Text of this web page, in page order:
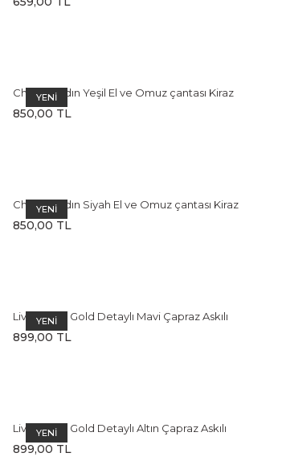
YENİ
Cherry Kadın Yeşil El ve Omuz çantası Kiraz
Charm Aksesuarlı
850,00 TL
YENİ
Cherry Kadın Siyah El ve Omuz çantası Kiraz
Charm Aksesuarlı
850,00 TL
YENİ
Livia Kadın Gold Detaylı Mavi Çapraz Askılı
Omuz Çantası
899,00 TL
YENİ
Livia Kadın Gold Detaylı Altın Çapraz Askılı
Omuz Çantası
899,00 TL